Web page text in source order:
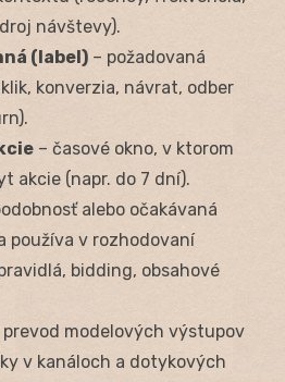
návštevy).
(label) – požadovaná
konverzia, návrat, odber
– časové okno, v ktorom
akcie (napr. do 7 dní).
alebo očakávaná
používa v rozhodovaní
bidding, obsahové
prevod modelových výstupov
v kanáloch a dotykových